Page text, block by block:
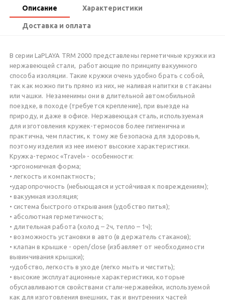
Описание Характеристики
Доставка и оплата
В серии LaPLAYA TRM 2000 представлены герметичные кружки из
нержавеющей стали, работающие по принципу вакуумного
способа изоляции. Такие кружки очень удобно брать с собой,
так как можно пить прямо из них, не наливая напитки в стаканы
или чашки. Незаменимы они в длительной автомобильной
поездке, в походе (требуется крепление), при выезде на
природу, и даже в офисе. Нержавеющая сталь, используемая
для изготовления кружек-термосов более гигиенична и
практична, чем пластик, к тому же безопасна для здоровья,
поэтому изделия из нее имеют высокие характеристики.
Кружка-термос «Travel» - особенности:
•эргономичная форма;
• легкость и компактность;
•ударопрочность (небьющаяся и устойчивая к повреждениям);
• вакуумная изоляция;
• система быстрого открывания (удобство питья);
• абсолютная герметичность;
• длительная работа (холод – 2ч, тепло – 1ч);
• возможность установки в авто (в держатель стаканов);
• клапан в крышке - open/close (избавляет от необходимости
вывинчивания крышки);
•удобство, легкость в уходе (легко мыть и чистить);
• высокие эксплуатационные характеристики, которые
обуславливаются свойствами стали-нержавейки, используемой
как для изготовления внешних, так и внутренних частей